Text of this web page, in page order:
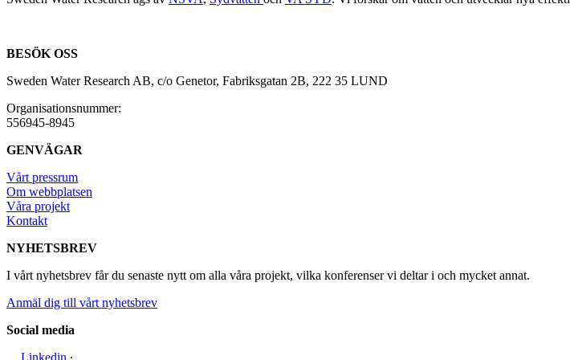
BESÖK OSS
Sweden Water Research AB, c/o Genetor, Fabriksgatan 2B, 222 35 LUND
Organisationsnummer:
556945-8945
GENVÄGAR
Vårt pressrum
Om webbplatsen
Våra projekt
Kontakt
NYHETSBREV
I vårt nyhetsbrev får du senaste nytt om alla våra projekt, vilka konferenser vi deltar i och mycket annat.
Anmäl dig till vårt nyhetsbrev
Social media
Linkedin ∙